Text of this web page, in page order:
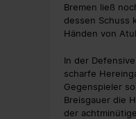
Bremen ließ
dessen Schuss
Händen von
In der
scharfe
Gegenspieler
Breisgauer die
der